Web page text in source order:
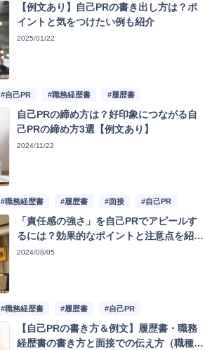
【例文あり】自己PRの書き出し方は？ポ
イントと気をつけたい例も紹介
2025/01/22
#自己PR #職務経歴書 #履歴書
自己PRの締め方は？好印象につながる自
己PRの締め方3選【例文あり】
2024/11/22
#職務経歴書 #履歴書 #面接 #自己PR
「責任感の強さ」を自己PRでアピールす
るには？効果的なポイントと注意点を紹介
【例文あり】
2024/08/05
#職務経歴書 #履歴書 #自己PR
【自己PRの書き方＆例文】履歴書・職務
経歴書の書き方と面接での伝え方（職種／